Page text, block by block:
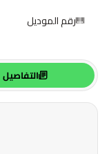
رقم الموديل
التفاصيل